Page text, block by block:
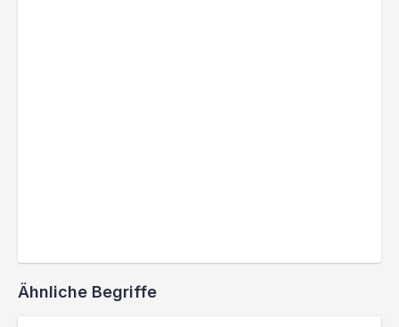
Ähnliche Begriffe